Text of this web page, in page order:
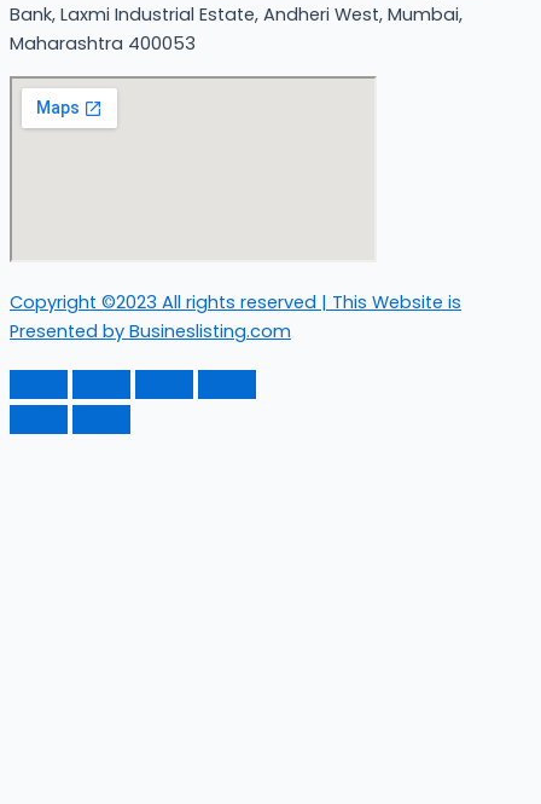
Bank, Laxmi Industrial Estate, Andheri West, Mumbai,
Maharashtra 400053
Copyright ©2023 All rights reserved | This Website is
Presented by Busineslisting.com